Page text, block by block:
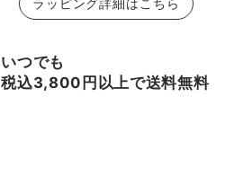
ラッピング詳細はこちら
いつでも
税込3,800円以上で送料無料